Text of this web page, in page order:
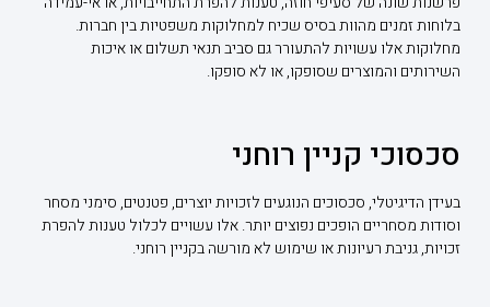
בלוחות זמנים מהוות בסיס שכיח למחלוקות משפטיות בין חברות.
מחלוקות אלו עשויות להתעורר גם סביב תנאי תשלום או איכות
השירותים והמוצרים שסופקו, או לא סופקו.
סכסוכי קניין רוחני
בעידן הדיגיטלי, סכסוכים הנוגעים לזכויות יוצרים, פטנטים, סימני מסחר
וסודות מסחריים הופכים נפוצים יותר. אלו עשויים לכלול טענות להפרת
זכויות, גניבת רעיונות או שימוש לא מורשה בקניין רוחני.